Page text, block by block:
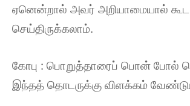
ஏனென்றால் அவர் அறியாமையால் கூட
செய்திருக்கலாம்.
கோபு : பொறுத்தாரைப் பொன் போல்
இந்தத் தொடருக்கு விளக்கம்